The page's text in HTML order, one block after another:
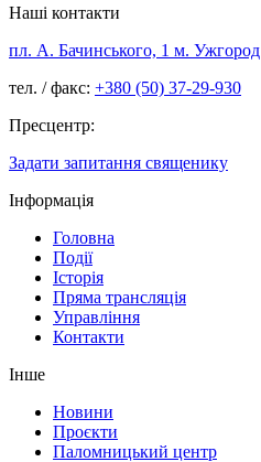
Наші контакти
пл. А. Бачинського, 1 м. Ужгород
тел. / факс: +380 (50) 37-29-930
Пресцентр:
Задати запитання священику
Інформація
Головна
Події
Історія
Пряма трансляція
Управління
Контакти
Інше
Новини
Проєкти
Паломницький центр